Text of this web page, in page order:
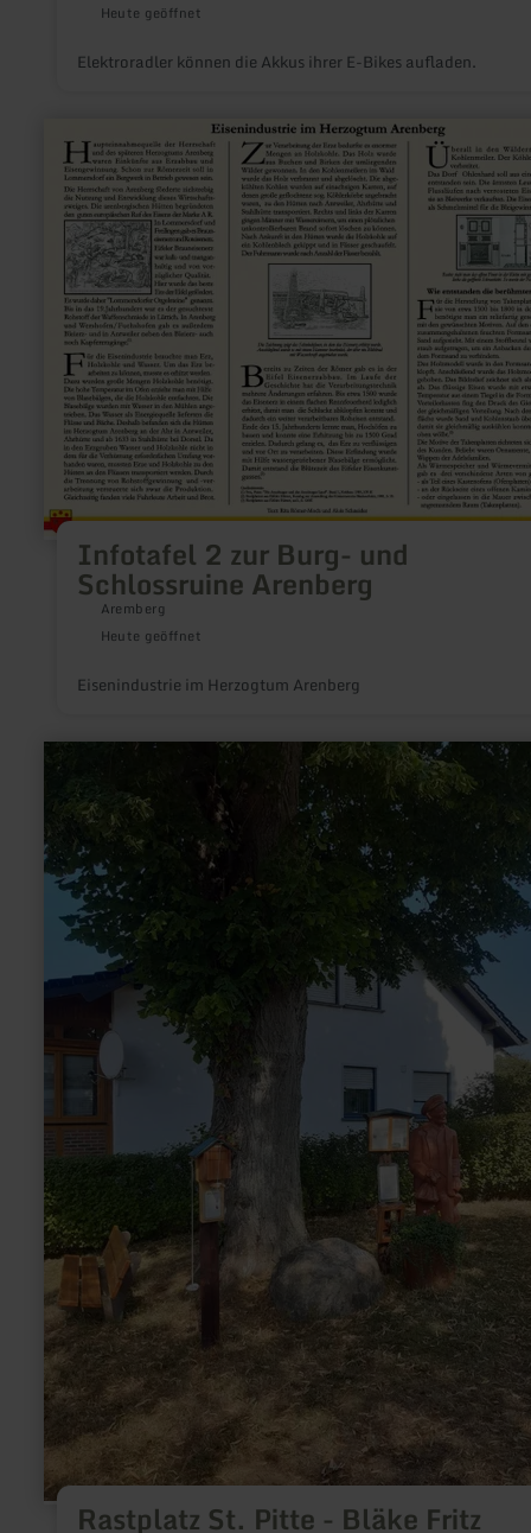
Heute geöffnet
Elektroradler können die Akkus ihrer E-Bikes aufladen.
Infotafel 2 zur Burg- und
Schlossruine Arenberg
Aremberg
Heute geöffnet
Eisenindustrie im Herzogtum Arenberg
erfahren
zu:
Infotafel
zur
Burg-
und
Schlossruine
Arenberg
Rastplatz St. Pitte - Bläke Fritz
erfahren
Rastplatz
Pitte
-
Bläke
Fritz